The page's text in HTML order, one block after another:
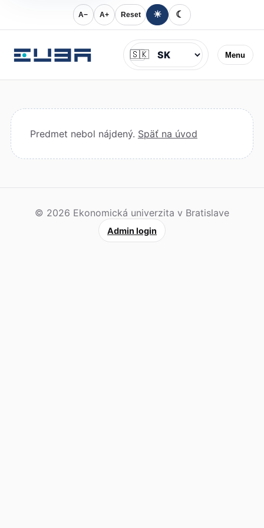
A− A+ Reset ☀ ☾
Menu
Jazyk
🇸🇰
Predmet nebol nájdený. Späť na úvod
© 2026 Ekonomická univerzita v Bratislave
Admin login